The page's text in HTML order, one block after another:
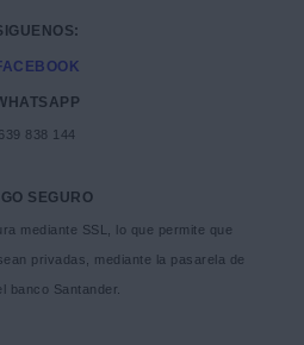
639 838 144
SEGURO
mediante SSL, lo que permite que
privadas, mediante la pasarela de
banco Santander.